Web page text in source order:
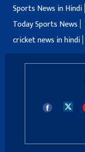
Sports News in Hindi
Today Sports News
cricket news in hindi